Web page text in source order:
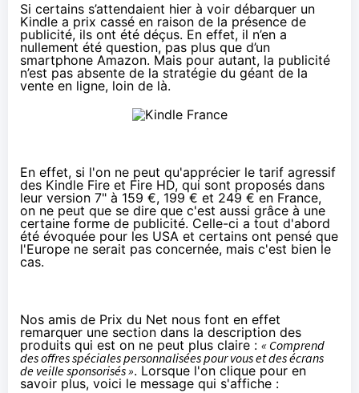
Si certains s’attendaient hier à voir débarquer un
Kindle a prix cassé en raison de la présence de
publicité, ils ont été déçus. En effet, il n’en a
nullement été question, pas plus que d’un
smartphone Amazon. Mais pour autant, la publicité
n’est pas absente de la stratégie du géant de la
vente en ligne, loin de là.
En effet, si l'on ne peut qu'apprécier le tarif agressif
des Kindle Fire et Fire HD, qui sont proposés dans
leur version 7" à 159 €, 199 € et 249 € en France,
on ne peut que se dire que c'est aussi grâce à une
certaine forme de publicité. Celle-ci a tout d'abord
été évoquée pour les USA et certains ont pensé que
l'Europe ne serait pas concernée, mais c'est bien le
cas.
Nos amis de Prix du Net nous font en effet
remarquer une section dans la description des
produits qui est on ne peut plus claire : « Comprend
des offres spéciales personnalisées pour vous et des écrans
de veille sponsorisés ». Lorsque l'on clique pour en
savoir plus, voici le message qui s'affiche :